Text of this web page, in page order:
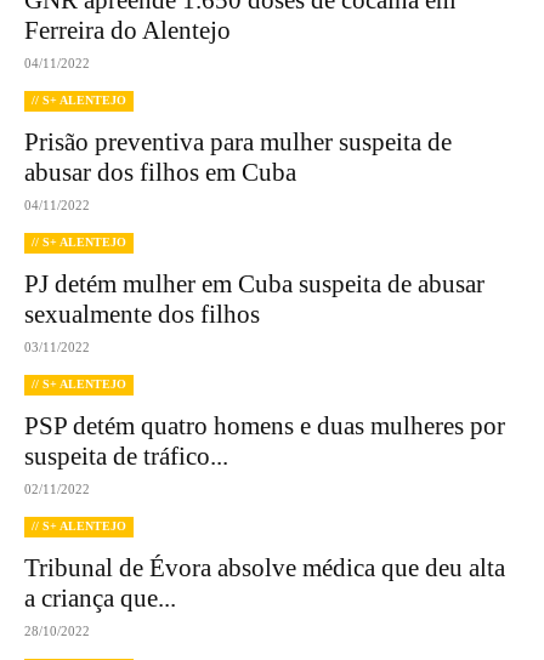
Ferreira do Alentejo
04/11/2022
// S+ ALENTEJO
Prisão preventiva para mulher suspeita de
abusar dos filhos em Cuba
04/11/2022
// S+ ALENTEJO
PJ detém mulher em Cuba suspeita de abusar
sexualmente dos filhos
03/11/2022
// S+ ALENTEJO
PSP detém quatro homens e duas mulheres por
suspeita de tráfico...
02/11/2022
// S+ ALENTEJO
Tribunal de Évora absolve médica que deu alta
a criança que...
28/10/2022